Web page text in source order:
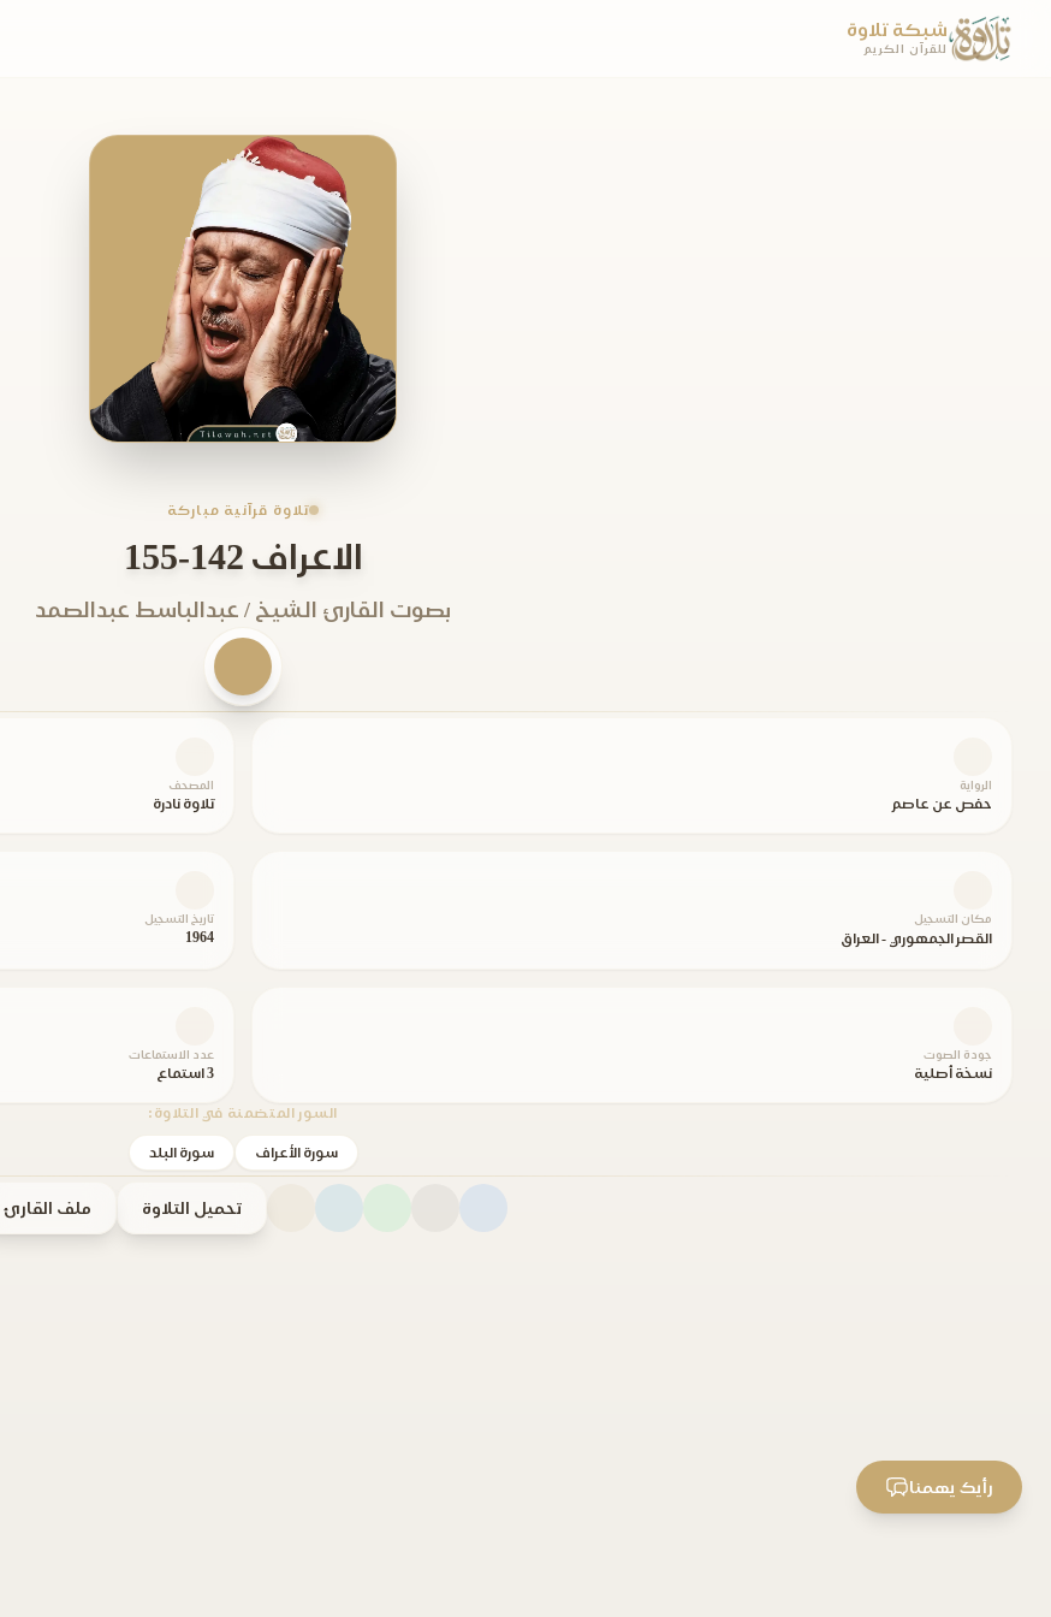
شبكة تلاوة
للقرآن الكريم
تلاوة قرآنية مباركة
الاعراف 142-155
بصوت القارئ الشيخ / عبدالباسط عبدالصمد
الرواية
حفص عن عاصم
المصحف
تلاوة نادرة
مكان التسجيل
القصر الجمهوري - العراق
تاريخ التسجيل
1964
جودة الصوت
نسخة أصلية
عدد الاستماعات
3 استماع
السور المتضمنة في التلاوة:
سورة الأعراف سورة البلد
تحميل التلاوة ملف القارئ
رأيك يهمنا